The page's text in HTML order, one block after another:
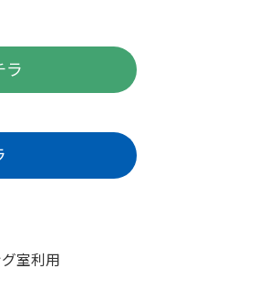
ラ
室利用